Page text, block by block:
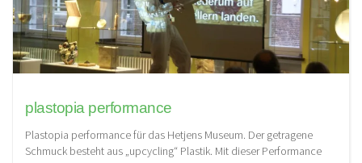
plastopia performance
Plastopia performance für das Hetjens Museum. Der getragene
Schmuck besteht aus „upcycling“ Plastik. Mit dieser Performance